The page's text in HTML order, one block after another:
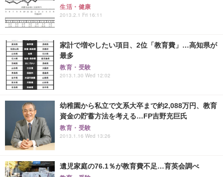
生活・健康
2013.2.1 Fri 16:11
家計で増やしたい項目、2位「教育費」…高知県が
最多
教育・受験
2013.1.30 Wed 12:02
幼稚園から私立で文系大卒まで約2,088万円、教育
資金の貯蓄方法を考える…FP吉野充巨氏
教育・受験
2013.1.16 Wed 13:26
遺児家庭の76.1％が教育費不足…育英会調べ